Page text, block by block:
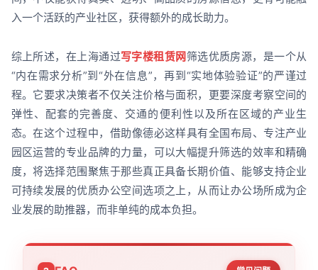
入一个活跃的产业社区，获得额外的成长助力。
综上所述，在上海通过写字楼租赁网筛选优质房源，是一个从
“内在需求分析”到“外在信息”，再到“实地体验验证”的严谨过
程。它要求决策者不仅关注价格与面积，更要深度考察空间的
弹性、配套的完善度、交通的便利性以及所在区域的产业生
态。在这个过程中，借助像德必这样具有全国布局、专注产业
园区运营的专业品牌的力量，可以大幅提升筛选的效率和精确
度，将选择范围聚焦于那些真正具备长期价值、能够支持企业
可持续发展的优质办公空间选项之上，从而让办公场所成为企
业发展的助推器，而非单纯的成本负担。